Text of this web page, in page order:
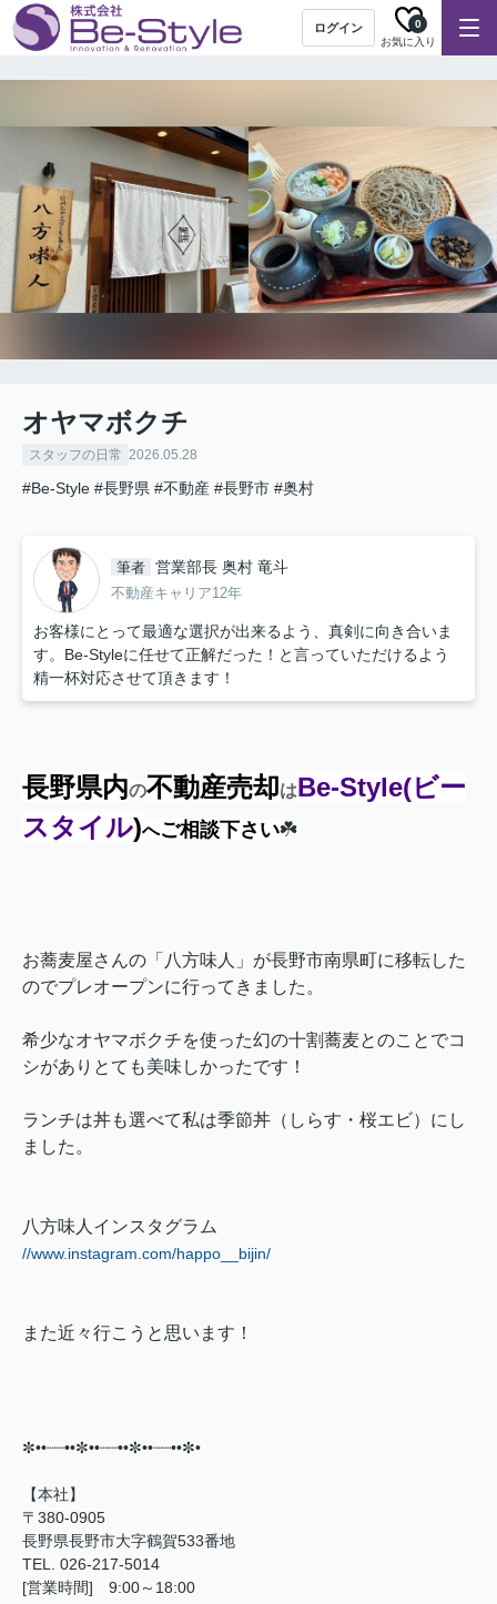
ログイン
お気に入り
0
オヤマボクチ
スタッフの日常 2026.05.28
#Be-Style #長野県 #不動産 #長野市 #奥村
筆者 営業部長 奥村 竜斗
不動産キャリア12年
お客様にとって最適な選択が出来るよう、真剣に向き合いま
す。Be-Styleに任せて正解だった！と言っていただけるよう
精一杯対応させて頂きます！
長野県内の不動産売却はBe-Style(ビー
スタイル)へご相談下さい☘️
お蕎麦屋さんの「八方味人」が長野市南県町に移転した
のでプレオープンに行ってきました。
希少なオヤマボクチを使った幻の十割蕎麦とのことでコ
シがありとても美味しかったです！
ランチは丼も選べて私は季節丼（しらす・桜エビ）にし
ました。
八方味人インスタグラム
//www.instagram.com/happo__bijin/
また近々行こうと思います！
✼••┈┈••✼••┈┈••✼••┈┈••✼•⠀
【本社】
〒380-0905
長野県長野市大字鶴賀533番地
TEL. 026-217-5014
[営業時間] 9:00～18:00